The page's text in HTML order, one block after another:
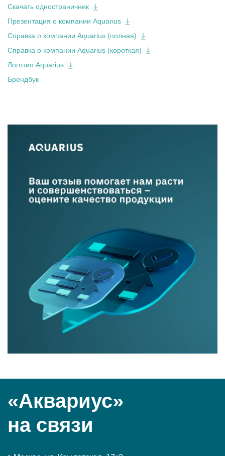
Скачать одностраничник
Презентация о компании Aquarius
Справка о компании Aquarius (полная)
Справка о компании Aquarius (короткая)
Логотип Aquarius
Брендбук
«Аквариус»
на связи